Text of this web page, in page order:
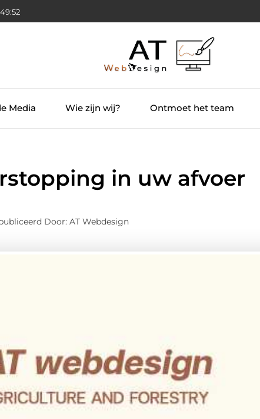
Media Wie zijn wij? Ontmoet het team
in uw afvoer
Door: AT Webdesign